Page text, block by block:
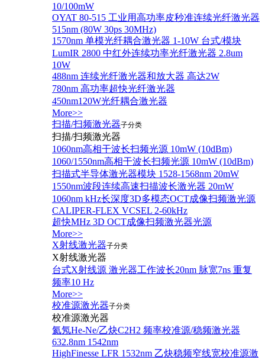
10/100mW
OYAT 80-515 工业用高功率皮秒准连续光纤激光器
515nm (80W 30ps 30MHz)
1570nm 单模光纤耦合激光器 1-10W 台式/模块
LumIR 2800 中红外连续功率光纤激光器 2.8um
10W
488nm 连续光纤激光器和放大器 高达2W
780nm 高功率超快光纤激光器
450nm120W光纤耦合激光器
More>>
扫描/扫频激光器子分类
扫描/扫频激光器
1060nm高相干波长扫频光源 10mW (10dBm)
1060/1550nm高相干波长扫频光源 10mW (10dBm)
扫描式半导体激光器模块 1528-1568nm 20mW
1550nm波段连续高速扫描波长激光器 20mW
1060nm kHz长深度3D多模态OCT成像扫频激光源
CALIPER-FLEX VCSEL 2-60kHz
超快MHz 3D OCT成像扫频激光器光源
More>>
X射线激光器子分类
X射线激光器
台式X射线源 激光器工作波长20nm 脉宽7ns 重复
频率10 Hz
More>>
校准源激光器子分类
校准源激光器
氦氖He-Ne/乙炔C2H2 频率校准源/稳频激光器
632.8nm 1542nm
HighFinesse LFR 1532nm 乙炔稳频窄线宽校准源激